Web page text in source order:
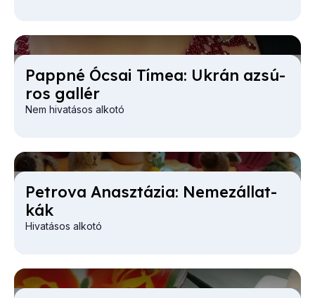
Pap­pné Ócsai Tí­mea: Uk­rán azsú­
ros gal­lér
Nem hivatásos alkotó
Pet­ro­va Anasz­tá­zia: Ne­mez­ál­lat­
kák
Hivatásos alkotó